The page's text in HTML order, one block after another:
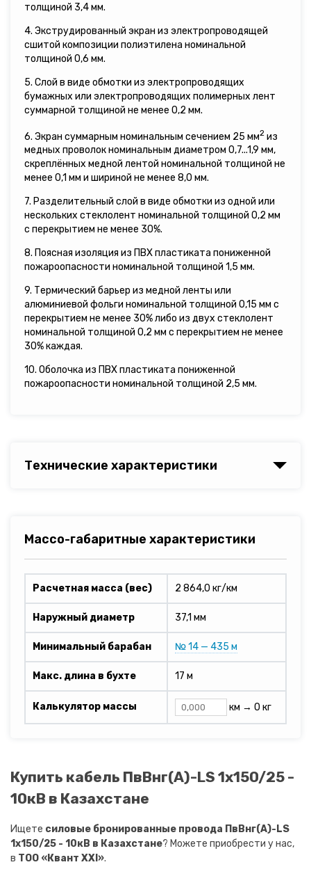
толщиной 3,4 мм.
4. Экструдированный экран из электропроводящей
сшитой композиции полиэтилена номинальной
толщиной 0,6 мм.
5. Слой в виде обмотки из электропроводящих
бумажных или электропроводящих полимерных лент
суммарной толщиной не менее 0,2 мм.
6. Экран суммарным номинальным сечением 25 мм2 из
медных проволок номинальным диаметром 0,7...1,9 мм,
скреплённых медной лентой номинальной толщиной не
менее 0,1 мм и шириной не менее 8,0 мм.
7. Разделительный слой в виде обмотки из одной или
нескольких стеклолент номинальной толщиной 0,2 мм
с перекрытием не менее 30%.
8. Поясная изоляция из ПВХ пластиката пониженной
пожароопасности номинальной толщиной 1,5 мм.
9. Термический барьер из медной ленты или
алюминиевой фольги номинальной толщиной 0,15 мм с
перекрытием не менее 30% либо из двух стеклолент
номинальной толщиной 0,2 мм с перекрытием не менее
30% каждая.
10. Оболочка из ПВХ пластиката пониженной
пожароопасности номинальной толщиной 2,5 мм.
Технические характеристики
Массо-габаритные характеристики
Расчетная масса (вес) 2 864,0 кг/км
Наружный диаметр 37,1 мм
Минимальный барабан № 14 — 435 м
Макс. длина в бухте 17 м
Калькулятор массы км → 0 кг
Купить кабель ПвВнг(A)-LS 1х150/25 -
10кВ в Казахстане
Ищете силовые бронированные провода ПвВнг(A)-LS
1х150/25 - 10кВ в Казахстане? Можете приобрести у нас,
в ТОО «Квант XXI».